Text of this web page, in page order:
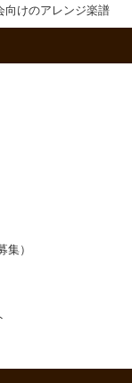
向けのアレンジ楽譜
集）